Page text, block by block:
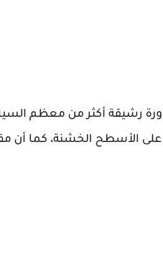
متجاوبة ومناورة رشيقة أكثر من
على الأسطح الخشنة، كما